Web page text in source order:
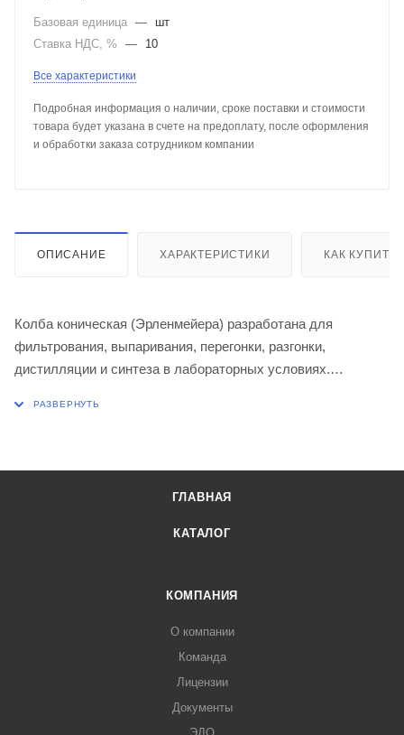
Базовая единица —
шт
Ставка НДС, %
— 10
Все характеристики
Подробная информация о наличии, сроке поставки и стоимости
товара будет указана в счете на предоплату, после оформления
и обработки заказа сотрудником компании
ОПИСАНИЕ ХАРАКТЕРИСТИКИ КАК КУПИТЬ
Колба коническая (Эрленмейера) разработана для
фильтрования, выпаривания, перегонки, разгонки,
дистилляции и синтеза в лабораторных условиях.
ГЛАВНАЯ
КАТАЛОГ
КОМПАНИЯ
О компании
Команда
Лицензии
Документы